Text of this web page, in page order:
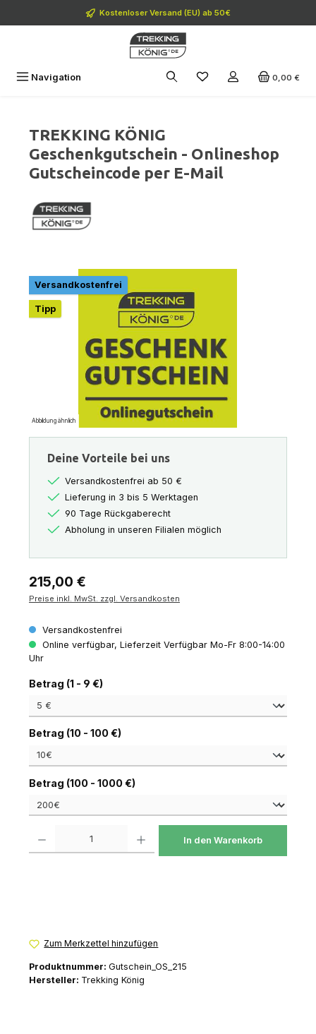
Zum Hauptinhalt springenKostenloser Versand (EU) ab 50€
Navigation 0,00 €
TREKKING KÖNIG
Geschenkgutschein - Onlineshop
Gutscheincode per E-Mail
Bildergalerie überspringen
Versandkostenfrei
Tipp
Abbildung ähnlich
Deine Vorteile bei uns
Versandkostenfrei ab 50 €
Lieferung in 3 bis 5 Werktagen
90 Tage Rückgaberecht
Abholung in unseren Filialen möglich
Regulärer Preis:
215,00 €
Preise inkl. MwSt. zzgl. Versandkosten
Versandkostenfrei
Online verfügbar, Lieferzeit Verfügbar Mo-Fr 8:00-14:00
Uhr
Betrag (1 - 9 €)auswählen
Betrag (10 - 100 €)auswählen
Betrag (100 - 1000 €)auswählen
In den Warenkorb
Zum Merkzettel hinzufügen
Produktnummer: Gutschein_OS_215
Hersteller: Trekking König